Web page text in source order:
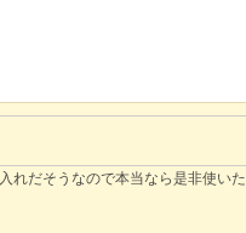
れだそうなので本当なら是非使いた